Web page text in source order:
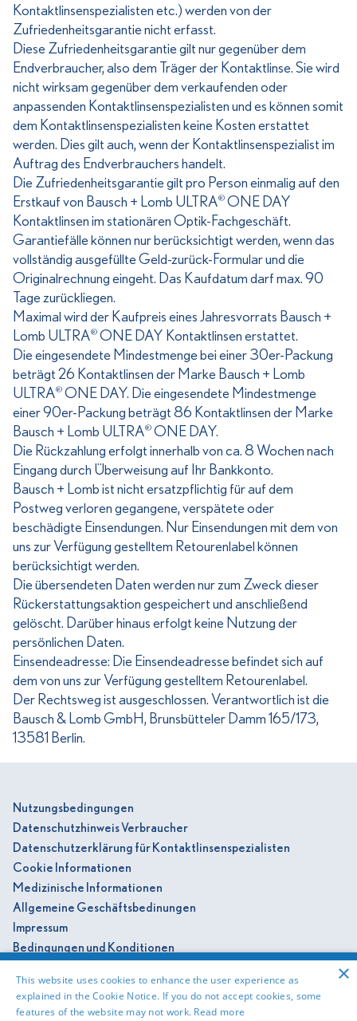
Kontaktlinsenspezialisten etc.) werden von der
Zufriedenheitsgarantie nicht erfasst.
Diese Zufriedenheitsgarantie gilt nur gegenüber dem
Endverbraucher, also dem Träger der Kontaktlinse. Sie wird
nicht wirksam gegenüber dem verkaufenden oder
anpassenden Kontaktlinsenspezialisten und es können somit
dem Kontaktlinsenspezialisten keine Kosten erstattet
werden. Dies gilt auch, wenn der Kontaktlinsenspezialist im
Auftrag des Endverbrauchers handelt.
Die Zufriedenheitsgarantie gilt pro Person einmalig auf den
Erstkauf von Bausch + Lomb ULTRA® ONE DAY
Kontaktlinsen im stationären Optik-Fachgeschäft.
Garantiefälle können nur berücksichtigt werden, wenn das
vollständig ausgefüllte Geld-zurück-Formular und die
Originalrechnung eingeht. Das Kaufdatum darf max. 90
Tage zurückliegen.
Maximal wird der Kaufpreis eines Jahresvorrats Bausch +
Lomb ULTRA® ONE DAY Kontaktlinsen erstattet.
Die eingesendete Mindestmenge bei einer 30er-Packung
beträgt 26 Kontaktlinsen der Marke Bausch + Lomb
ULTRA® ONE DAY. Die eingesendete Mindestmenge
einer 90er-Packung beträgt 86 Kontaktlinsen der Marke
Bausch + Lomb ULTRA® ONE DAY.
Die Rückzahlung erfolgt innerhalb von ca. 8 Wochen nach
Eingang durch Überweisung auf Ihr Bankkonto.
Bausch + Lomb ist nicht ersatzpflichtig für auf dem
Postweg verloren gegangene, verspätete oder
beschädigte Einsendungen. Nur Einsendungen mit dem von
uns zur Verfügung gestelltem Retourenlabel können
berücksichtigt werden.
Die übersendeten Daten werden nur zum Zweck dieser
Rückerstattungsaktion gespeichert und anschließend
gelöscht. Darüber hinaus erfolgt keine Nutzung der
persönlichen Daten.
Einsendeadresse: Die Einsendeadresse befindet sich auf
dem von uns zur Verfügung gestelltem Retourenlabel.
Der Rechtsweg ist ausgeschlossen. Verantwortlich ist die
Bausch & Lomb GmbH, Brunsbütteler Damm 165/173,
13581 Berlin.
Nutzungsbedingungen
Datenschutzhinweis Verbraucher
Datenschutzerklärung für Kontaktlinsenspezialisten
Cookie Informationen
Medizinische Informationen
Allgemeine Geschäftsbedinungen
Impressum
Bedingungen und Konditionen
×
This website uses cookies to enhance the user experience as
explained in the Cookie Notice. If you do not accept cookies, some
features of the website may not work. Read more